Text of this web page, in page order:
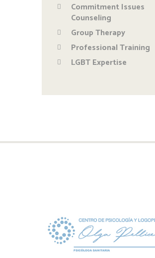
Commitment Issues
Counseling
Group Therapy
Professional Training
LGBT Expertise